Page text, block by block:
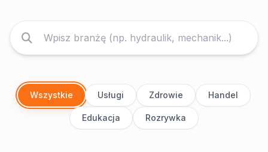
Wszystkie Usługi Zdrowie Handel
Edukacja Rozrywka